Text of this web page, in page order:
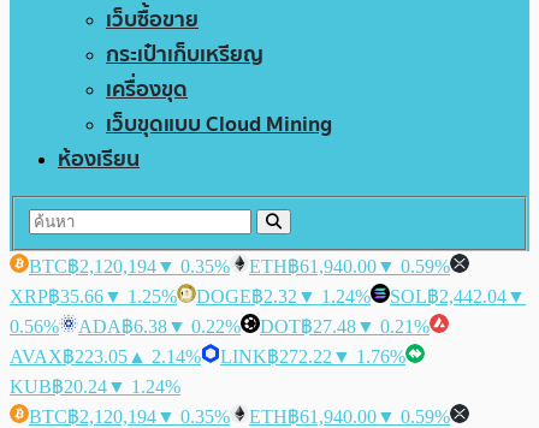
เว็บซื้อขาย
กระเป๋าเก็บเหรียญ
เครื่องขุด
เว็บขุดแบบ Cloud Mining
ห้องเรียน
BTC฿2,120,194▼ 0.35% ETH฿61,940.00▼ 0.59%
XRP฿35.66▼ 1.25% DOGE฿2.32 ▼ 1.24% SOL฿2,442.04▼
0.56%
ADA฿6.38▼ 0.22% DOT฿27.48▼ 0.21%
AVAX฿223.05 ▲ 2.14% LINK฿272.22 ▼ 1.76%
KUB฿20.24▼ 1.24%
BTC฿2,120,194▼ 0.35% ETH฿61,940.00▼ 0.59%